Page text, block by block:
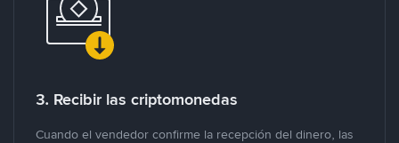
3. Recibir las criptomonedas
Cuando el vendedor confirme la recepción del dinero, las